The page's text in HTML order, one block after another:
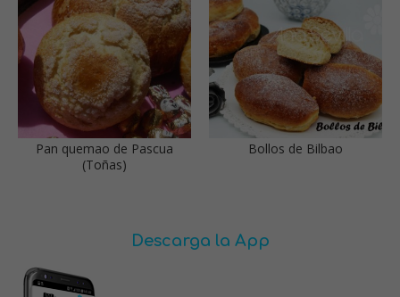
Pan quemao de Pascua
(Toñas)
Bollos de Bilbao
Descarga la App